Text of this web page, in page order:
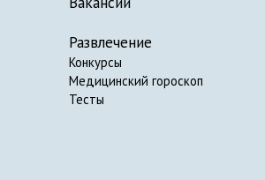
Развлечение
Конкурсы
Медицинский гороскоп
Тесты